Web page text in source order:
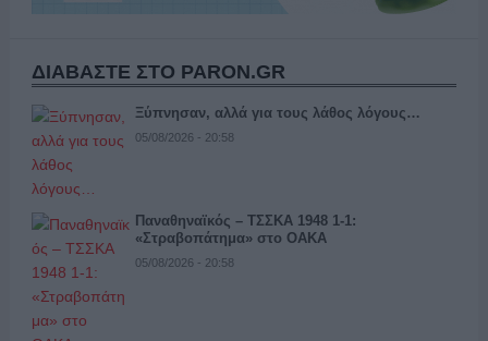
ΔΙΑΒΑΣΤΕ ΣΤΟ PARON.GR
Ξύπνησαν, αλλά για τους λάθος λόγους…
05/08/2026 - 20:58
Παναθηναϊκός – ΤΣΣΚΑ 1948 1-1:
«Στραβοπάτημα» στο ΟΑΚΑ
05/08/2026 - 20:58